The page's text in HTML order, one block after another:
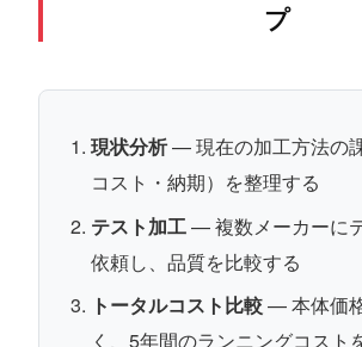
プ
現状分析— 現在の加工方法の
コスト・納期）を整理する
テスト加工— 複数メーカーに
依頼し、品質を比較する
トータルコスト比較— 本体価
く、5年間のランニングコスト